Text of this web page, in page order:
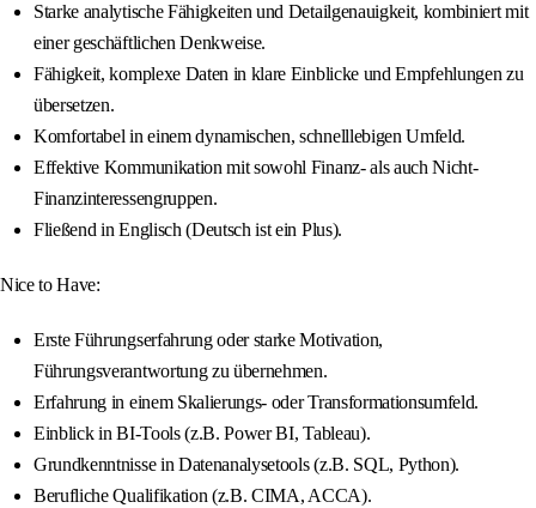
Starke analytische Fähigkeiten und Detailgenauigkeit, kombiniert mit
einer geschäftlichen Denkweise.
Fähigkeit, komplexe Daten in klare Einblicke und Empfehlungen zu
übersetzen.
Komfortabel in einem dynamischen, schnelllebigen Umfeld.
Effektive Kommunikation mit sowohl Finanz- als auch Nicht-
Finanzinteressengruppen.
Fließend in Englisch (Deutsch ist ein Plus).
Nice to Have:
Erste Führungserfahrung oder starke Motivation,
Führungsverantwortung zu übernehmen.
Erfahrung in einem Skalierungs- oder Transformationsumfeld.
Einblick in BI-Tools (z.B. Power BI, Tableau).
Grundkenntnisse in Datenanalysetools (z.B. SQL, Python).
Berufliche Qualifikation (z.B. CIMA, ACCA).